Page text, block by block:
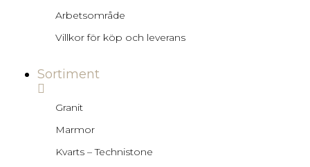
Arbetsområde
Villkor för köp och leverans
Sortiment
Granit
Marmor
Kvarts – Technistone